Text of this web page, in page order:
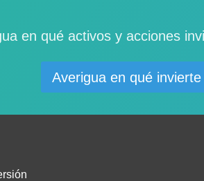
en qué activos y acciones
Averigua en qué